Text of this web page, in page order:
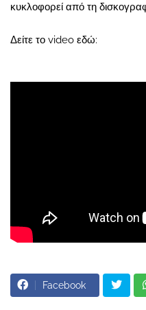
κυκλοφορεί από τη
Δείτε το video εδώ:
Facebook